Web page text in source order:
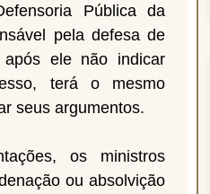
Pública da
pela defesa de
após ele não indicar
terá o mesmo
seus argumentos.
os ministros
ou absolvição